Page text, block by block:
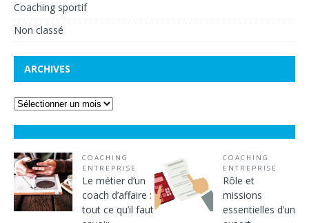
Coaching sportif
Non classé
ARCHIVES
COACHING
ENTREPRISE
Le métier d’un
coach d’affaire :
tout ce qu’il faut
COACHING
ENTREPRISE
Rôle et
missions
essentielles d’un